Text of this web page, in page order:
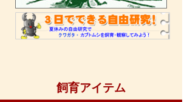
飼育アイテム